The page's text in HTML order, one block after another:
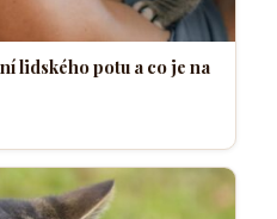
lidského potu a co je na